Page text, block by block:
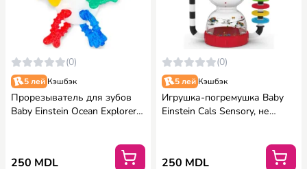
(0)
5 лей Кэшбэк
Прорезыватель для зубов
Baby Einstein Ocean Explorers
250 MDL
(0)
5 лей Кэшбэк
Игрушка-погремушка Baby
Einstein Cals Sensory, не
250 MDL